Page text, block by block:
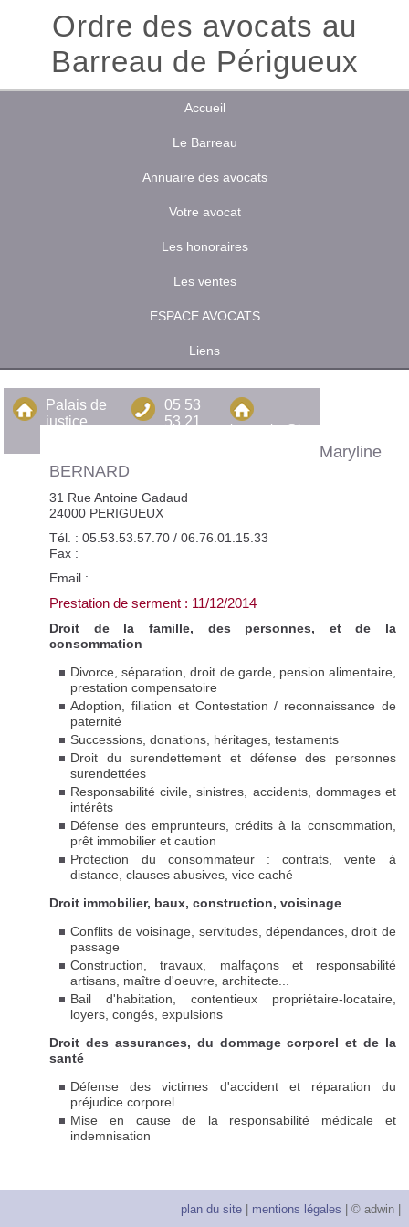
Ordre des avocats au
Barreau de Périgueux
Accueil
Le Barreau
Annuaire des avocats
Votre avocat
Les honoraires
Les ventes
ESPACE AVOCATS
Liens
Palais de
justice
Montaigne
PÉRIGUEUX
05 53
53 21
batonnier@barreau-
Maryline
BERNARD
31 Rue Antoine Gadaud
24000 PERIGUEUX
Tél. : 05.53.53.57.70 / 06.76.01.15.33
Fax :
Email :
Prestation de serment : 11/12/2014
Droit de la famille, des personnes, et de la
consommation
Divorce, séparation, droit de garde, pension alimentaire,
prestation compensatoire
Adoption, filiation et Contestation / reconnaissance de
paternité
Successions, donations, héritages, testaments
Droit du surendettement et défense des personnes
surendettées
Responsabilité civile, sinistres, accidents, dommages et
intérêts
Défense des emprunteurs, crédits à la consommation,
prêt immobilier et caution
Protection du consommateur : contrats, vente à
distance, clauses abusives, vice caché
Droit immobilier, baux, construction, voisinage
Conflits de voisinage, servitudes, dépendances, droit de
passage
Construction, travaux, malfaçons et responsabilité
artisans, maître d'oeuvre, architecte...
Bail d'habitation, contentieux propriétaire-locataire,
loyers, congés, expulsions
Droit des assurances, du dommage corporel et de la
santé
Défense des victimes d'accident et réparation du
préjudice corporel
Mise en cause de la responsabilité médicale et
indemnisation
plan du site mentions légales | © adwin |